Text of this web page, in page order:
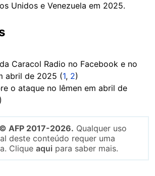
Unidos e Venezuela em 2025.
Caracol Radio no Facebook e no
abril de 2025 (1, 2)
o ataque no Iêmen em abril de
)
AFP 2017-2026. Qualquer uso
deste conteúdo requer uma
Clique aqui para saber mais.